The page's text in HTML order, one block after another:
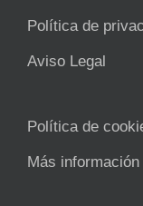
Política de
Aviso Legal
Política de
Más